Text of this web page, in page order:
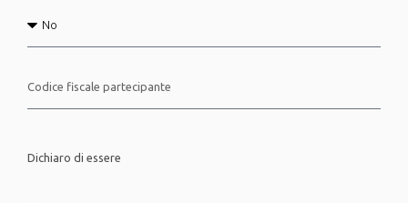
Dichiaro di essere